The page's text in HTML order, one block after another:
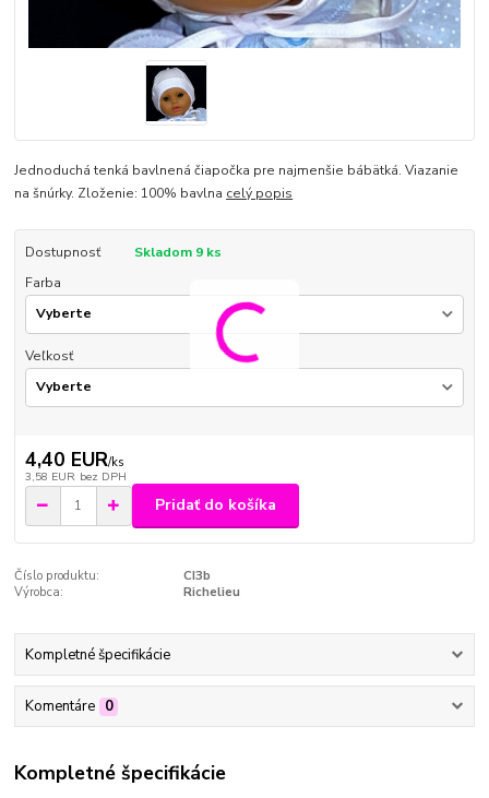
Jednoduchá tenká bavlnená čiapočka pre najmenšie bábätká. Viazanie
na šnúrky. Zloženie: 100% bavlna celý popis
Dostupnosť
Skladom 9 ks
Farba
Veľkosť
4,40 EUR/ks
3,58 EUR bez DPH
Pridať do košíka
Číslo produktu:
CI3b
Výrobca:
Richelieu
Kompletné špecifikácie
Komentáre 0
Kompletné špecifikácie